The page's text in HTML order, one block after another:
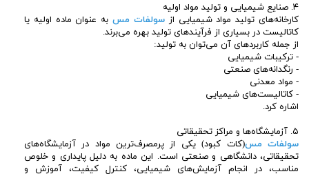
۴. صنایع شیمیایی و تولید مواد اولیه
کارخانه‌های تولید مواد شیمیایی ازسولفات مسبه عنوان ماده اولیه یا
کاتالیست در بسیاری از فرآیندهای تولید بهره می‌برند.
از جمله کاربردهای آن می‌توان به تولید:
- ترکیبات شیمیایی
- رنگدانه‌های صنعتی
- مواد معدنی
- کاتالیست‌های شیمیایی
اشاره کرد.
۵. آزمایشگاه‌ها و مراکز تحقیقاتی
سولفات مس(کات کبود) یکی از پرمصرف‌ترین مواد در آزمایشگاه‌های
تحقیقاتی، دانشگاهی و صنعتی است. این ماده به دلیل پایداری و خلوص
مناسب، در انجام آزمایش‌های شیمیایی، کنترل کیفیت، آموزش و